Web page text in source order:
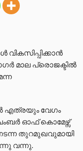
മാല പ്രൊജക്ടിൽ
എത്രയും വേഗം
ഓഫ് കൊമേഴ്സ്
തുറമുഖവുമായി
വന്നു.